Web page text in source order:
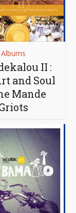
Albums
II :
and Soul
Mande